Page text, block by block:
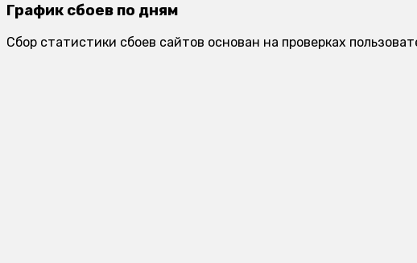
График сбоев по дням
Сбор статистики сбоев сайтов основан на проверках